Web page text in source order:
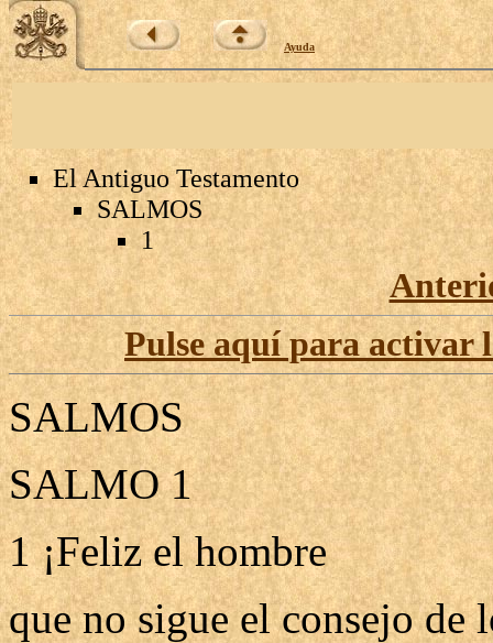
Ayuda
El Antiguo Testamento
SALMOS
1
Pulse aquí para activar
SALMOS
SALMO 1
1 ¡Feliz el hombre
que no sigue el consejo de